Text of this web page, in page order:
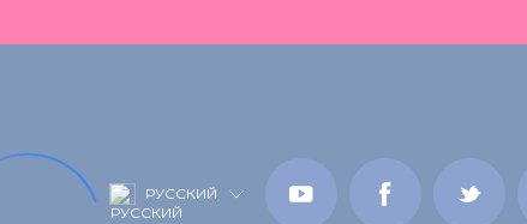
РУССКИЙ